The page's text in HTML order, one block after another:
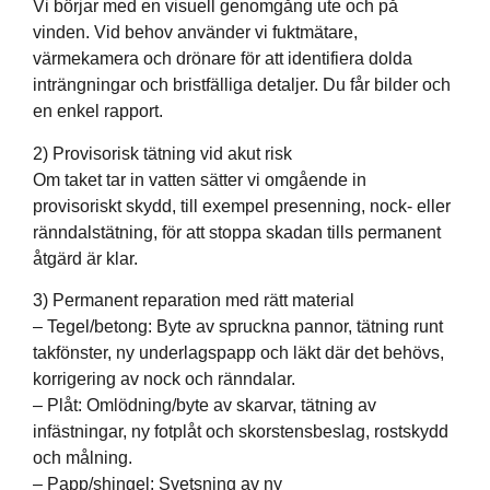
Vi börjar med en visuell genomgång ute och på
vinden. Vid behov använder vi fuktmätare,
värmekamera och drönare för att identifiera dolda
inträngningar och bristfälliga detaljer. Du får bilder och
en enkel rapport.
2) Provisorisk tätning vid akut risk
Om taket tar in vatten sätter vi omgående in
provisoriskt skydd, till exempel presenning, nock- eller
ränndalstätning, för att stoppa skadan tills permanent
åtgärd är klar.
3) Permanent reparation med rätt material
– Tegel/betong: Byte av spruckna pannor, tätning runt
takfönster, ny underlagspapp och läkt där det behövs,
korrigering av nock och ränndalar.
– Plåt: Omlödning/byte av skarvar, tätning av
infästningar, ny fotplåt och skorstensbeslag, rostskydd
och målning.
– Papp/shingel: Svetsning av ny